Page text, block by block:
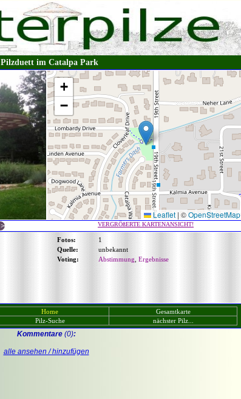
Pilzduett im Catalpa Park
+
−
Leaflet | ©OpenStreetMap
VERGRÖßERTE KARTENANSICHT!
Fotos:
1
Quelle:
unbekannt
Voting:
Abstimmung Ergebnisse
Home
Gesamtkarte
Pilz-Suche nächster Pilz...
Kommentare(0):
alle ansehen / hinzufügen